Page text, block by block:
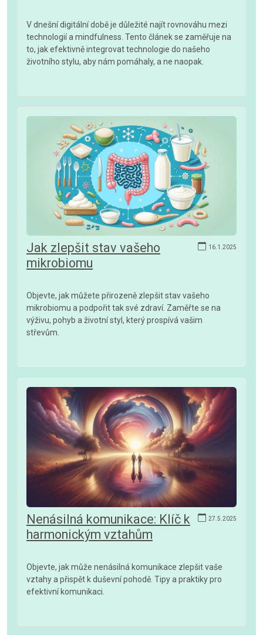
V dnešní digitální době je důležité najít rovnováhu mezi
technologií a mindfulness. Tento článek se zaměřuje na
to, jak efektivně integrovat technologie do našeho
životního stylu, aby nám pomáhaly, a ne naopak.
16.1.2025
Jak zlepšit stav vašeho
mikrobiomu
Objevte, jak můžete přirozeně zlepšit stav vašeho
mikrobiomu a podpořit tak své zdraví. Zaměřte se na
výživu, pohyb a životní styl, který prospívá vašim
střevům.
27.5.2025
Nenásilná komunikace: Klíč k
harmonickým vztahům
Objevte, jak může nenásilná komunikace zlepšit vaše
vztahy a přispět k duševní pohodě. Tipy a praktiky pro
efektivní komunikaci.